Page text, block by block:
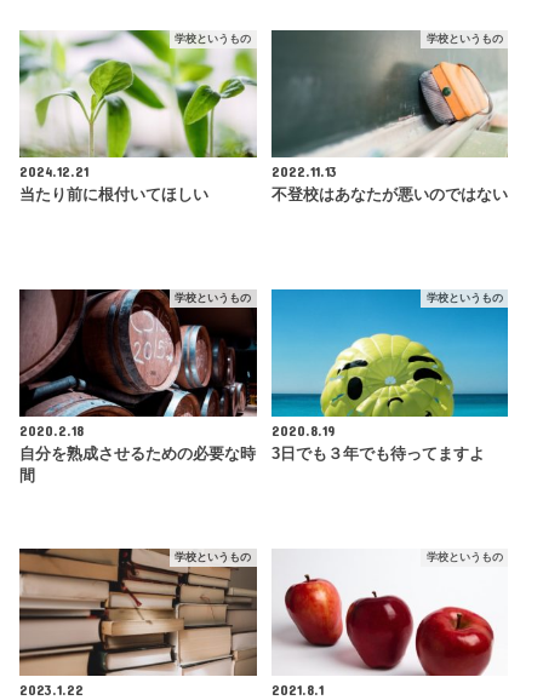
学校というもの
2024.12.21
当たり前に根付いてほしい
学校というもの
2022.11.13
不登校はあなたが悪いのではない
学校というもの
2020.2.18
自分を熟成させるための必要な時
間
学校というもの
2020.8.19
3日でも３年でも待ってますよ
学校というもの
2023.1.22
学校というもの
2021.8.1